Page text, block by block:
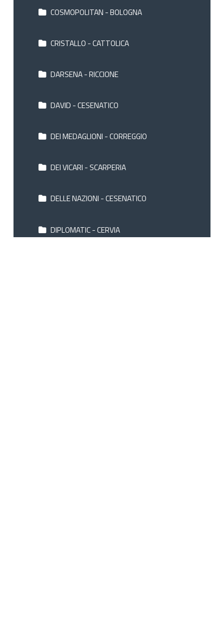
COSMOPOLITAN - BOLOGNA
CRISTALLO - CATTOLICA
DARSENA - RICCIONE
DAVID - CESENATICO
DEI MEDAGLIONI - CORREGGIO
DEI VICARI - SCARPERIA
DELLE NAZIONI - CESENATICO
DIPLOMATIC - CERVIA